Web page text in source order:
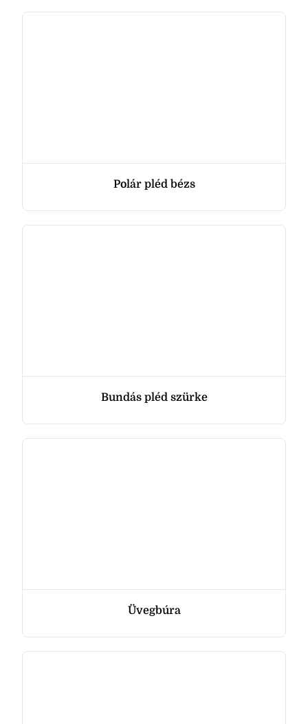
Polár pléd bézs
Bundás pléd szürke
Üvegbúra